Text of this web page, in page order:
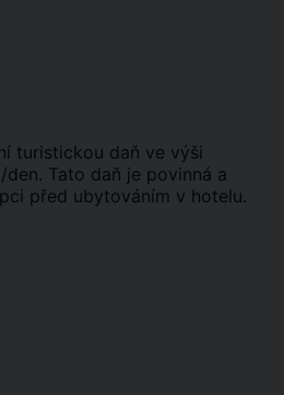
turistickou daň ve výši
Tato daň je povinná a
před ubytováním v hotelu.